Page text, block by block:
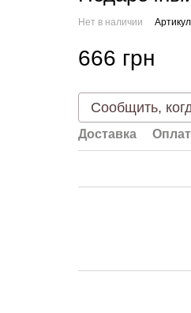
Нет в наличии
666 грн
Сообщить,
Доставка